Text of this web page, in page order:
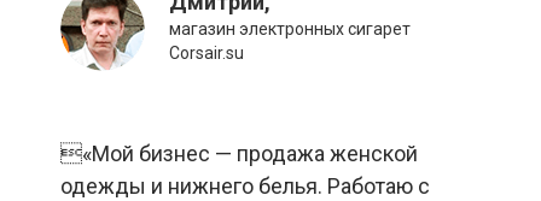
магазин электронных сигарет
Сorsair.su
«Мой бизнес — продажа женской
одежды и нижнего белья. Работаю с